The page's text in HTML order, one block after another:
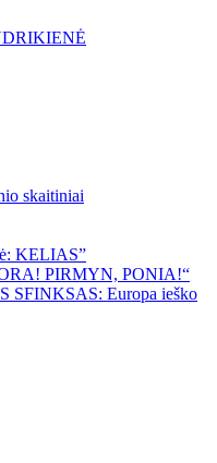
skaitiniai
KELIAS”
PIRMYN, PONIA!“
SFINKSAS: Europa ieško